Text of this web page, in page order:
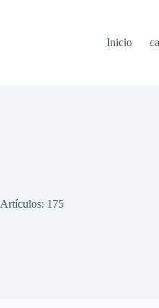
Inicio
Artículos: 175